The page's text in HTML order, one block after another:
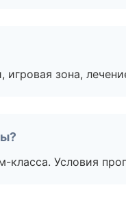
зона,
Условия